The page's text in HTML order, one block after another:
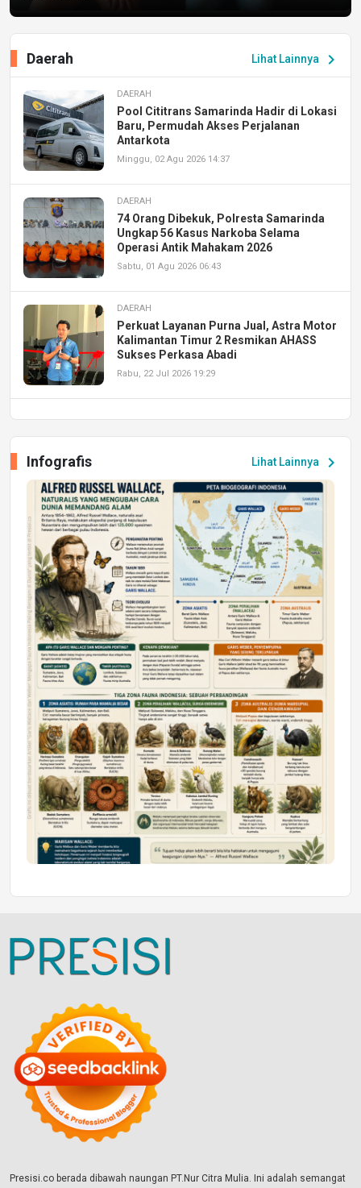
Lihat Lainnya chevron_right
Daerah
DAERAH
Pool Cititrans Samarinda Hadir di Lokasi
Baru, Permudah Akses Perjalanan
Antarkota
Minggu, 02 Agu 2026 14:37
DAERAH
74 Orang Dibekuk, Polresta Samarinda
Ungkap 56 Kasus Narkoba Selama
Operasi Antik Mahakam 2026
Sabtu, 01 Agu 2026 06:43
DAERAH
Perkuat Layanan Purna Jual, Astra Motor
Kalimantan Timur 2 Resmikan AHASS
Sukses Perkasa Abadi
Rabu, 22 Jul 2026 19:29
Peluang Kerja dan Magang
Jumat, 17 Jul 2026 22:30
DAERAH
Astra Motor Kalimantan Timur 2 Dukung
Mahasiswa Samarinda dalam Astra
Honda SDGs Future Leaders 2026
Jumat, 10 Jul 2026 19:01
Lihat Lainnya chevron_right
Infografis
Presisi.co berada dibawah naungan PT.Nur Citra Mulia. Ini adalah semangat